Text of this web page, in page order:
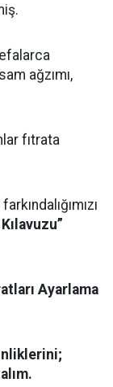
ağzımı,
fıtrata
Ayarlama